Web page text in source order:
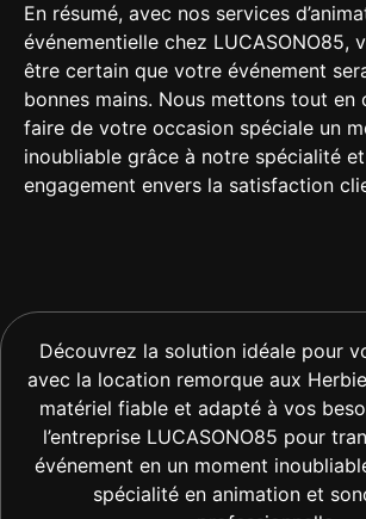
En résumé, avec nos services
événementielle chez LUCASONO85,
être certain que votre événement
bonnes mains. Nous mettons tout
faire de votre occasion spéciale un
inoubliable grâce à notre spécialité
engagement envers la satisfaction
Découvrez la solution idéale pour
avec la location remorque aux
matériel fiable et adapté à vos
l’entreprise LUCASONO85 pour
événement en un moment
spécialité en animation et